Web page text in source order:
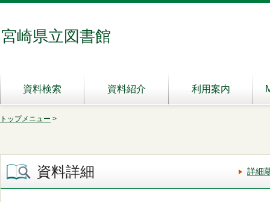
宮崎県立図書館
資料検索 資料紹介 利用案内
トップメニュー >
資料詳細 詳細